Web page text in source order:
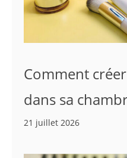
Comment
dans sa
21 juillet 2026